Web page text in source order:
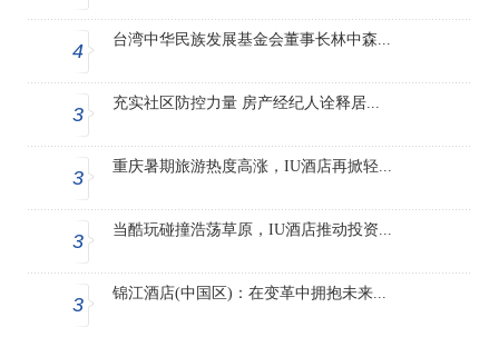
4
台湾中华民族发展基金会董事长林中森...
3
充实社区防控力量 房产经纪人诠释居...
3
重庆暑期旅游热度高涨，IU酒店再掀轻...
3
当酷玩碰撞浩荡草原，IU酒店推动投资...
3
锦江酒店(中国区)：在变革中拥抱未来...